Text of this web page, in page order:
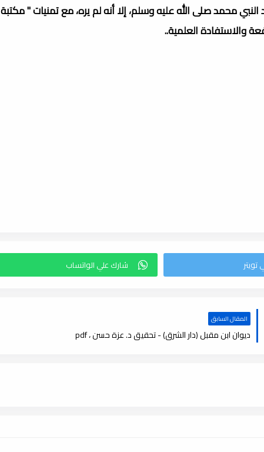
محمد صلى الله عليه وسلم، إلا أنه لم يره، مع تمنيات " مكتبة
والاستفادة العلمية..
المقال السابق
ديوان ابن مقبل (دار الشرق) - تحقيق د. عزة حسن ، pdf